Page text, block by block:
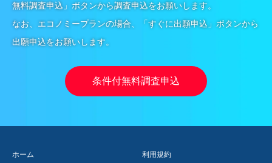
無料調査申込」ボタンから調査申込をお願いします。
なお、エコノミープランの場合、「すぐに出願申込」ボタンから
出願申込をお願いします。
条件付無料調査申込
ホーム 利用規約